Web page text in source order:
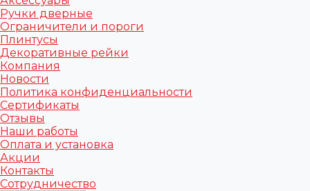
Ручки дверные
Ограничители и пороги
Плинтусы
Декоративные рейки
Компания
Новости
Политика конфиденциальности
Сертификаты
Отзывы
Наши работы
Оплата и установка
Акции
Контакты
Сотрудничество